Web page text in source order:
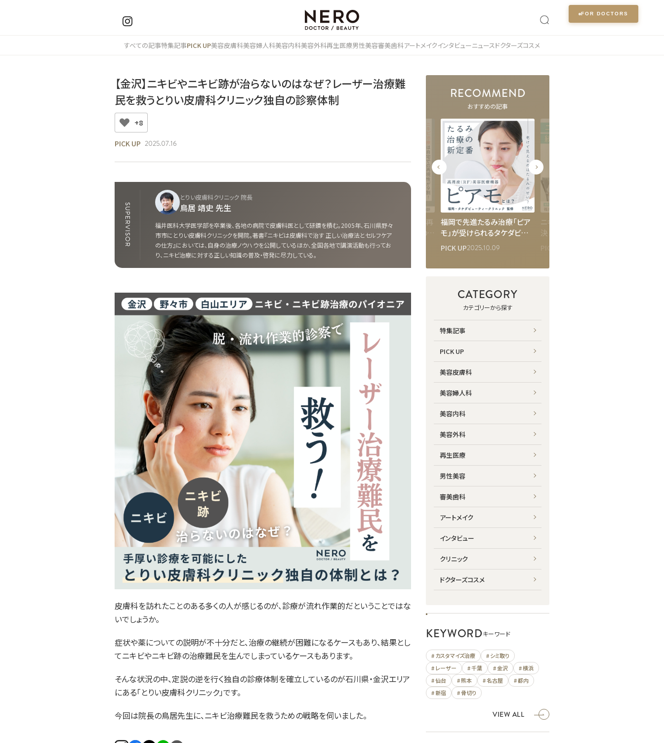
FOR DOCTORS
すべての記事特集記事PICK UP美容皮膚科美容婦人科美容内科美容外科再生医療男性美容審美歯科アートメイクインタビューニュースドクターズコスメ
【金沢】ニキビやニキビ跡が治らないのはなぜ？レーザー治療難
民を救うとりい皮膚科クリニック独自の診察体制
+8
PICK UP 2025.07.16
SUPERVISOR
とりい皮膚科クリニック 院長
鳥居 靖史 先生
福井医科大学医学部を卒業後、各地の病院で皮膚科医として研鑽を積む。2005年、石川県野々
市市にとりい皮膚科クリニックを開院。著書『ニキビは皮膚科で治す 正しい治療法とセルフケア
の仕方』においては、自身の治療ノウハウを公開しているほか、全国各地で講演活動も行ってお
り、ニキビ治療に対する正しい知識の普及・啓発に尽力している。
皮膚科を訪れたことのある多くの人が感じるのが、診療が流れ作業的だということではな
いでしょうか。
症状や薬についての説明が不十分だと、治療の継続が困難になるケースもあり、結果とし
てニキビやニキビ跡の治療難民を生んでしまっているケースもあります。
そんな状況の中、定説の逆を行く独自の診療体制を確立しているのが石川県・金沢エリア
にある「とりい皮膚科クリニック」です。
今回は院長の鳥居先生に、ニキビ治療難民を救うための戦略を伺いました。
RECOMMEND
おすすめの記事
バンコクでニキビ・ニキビ痕を
治療するなら―Bibi Clinicが
提案する“繰り返さない肌”へ
シミ取りの成功は正しい診断
が鍵！福岡・久留米総合美容
外科（美容外科・形成外科・美
容皮膚科）監修
PICK UP2025.11.19
ルフォーとSSROの違いは？
輪郭矯正の名医“骨切り山ち
ゃん”に聞く施術選びの秘訣と
は
PICK UP2025.10.23
ニキビの治し方は自宅での再
現性がカギ！最短3ヶ月での実
感を目指す滋賀・ふくなが皮
PICK UP2026.03.10
福岡で先進たるみ治療「ピア
モ」が受けられるタケダビュ
ーティークリニック！脂肪減少
と肌の引き締めを同時に叶え
PICK UP2025.10.09
ニキビの治し方は「続け方」で
決まる｜滋賀・ふくなが皮膚
科に学ぶ“未来に残る診療
所”のつくり方
PICK UP
CATEGORY
カテゴリーから探す
特集記事
PICK UP
美容皮膚科
美容婦人科
美容内科
美容外科
再生医療
男性美容
審美歯科
アートメイク
インタビュー
クリニック
ドクターズコスメ
KEYWORDキーワード
# カスタマイズ治療
# シミ取り
# レーザー
# 千葉 # 金沢
# 横浜
# 仙台
# 熊本 # 名古屋
# 都内
# 新宿
# 骨切り
VIEW ALL